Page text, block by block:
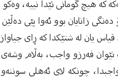
كە هیچ گومانى تێدا نییە،
دەنگى زانایان بوو ئەوا پێى
یان لە شتێكدا كە ڕاى
نێوان فەرزو واجب، بەڵام
چونكە لاى ئەهلى